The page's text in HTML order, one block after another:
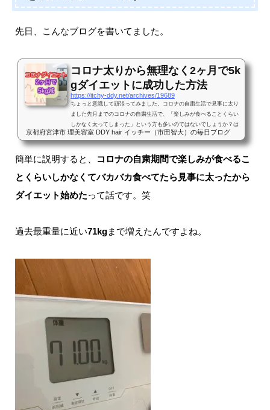
先日、こんなブログを書いてました。
コロナ太りから無理なく2ヶ月で5k
gダイエットに成功した方法
https://itchy-ddy.net/archives/19689
ちょっと意識して頑張ってみました。コロナの自粛生活で見事に太り
ました先月までのコロナの自粛生活で、「楽しみが食べることくらい
しかなく太ってしまった」という方も多いのではないでしょうか？は
い、僕もその1人です。笑普段されてない飲食店のテイクアウトなど
も利用することでとても美味しい食生活だったのでメンタル的にはと
てもアリでしたが♪【和〜なごみ〜】がテイクアウト営業されてるの
で「鶏の唐揚げ」と「だし巻き玉子」を買ってきた！【鳳〜おおと
り〜】がテイクアウト営業されてるので「たこ焼き」と「せせりのか
京都府宮津市 理美容室 DDY hair イッチー（市田智大）の毎日ブログ
簡単に説明すると、
コロナの自粛期間で楽しみが食べるこ
とくらいしかなくてバカバカ食べてたら見事に太ったから
ダイエット始めたって話です。笑
過去最重量に近い71kgまで増えたんですよね。